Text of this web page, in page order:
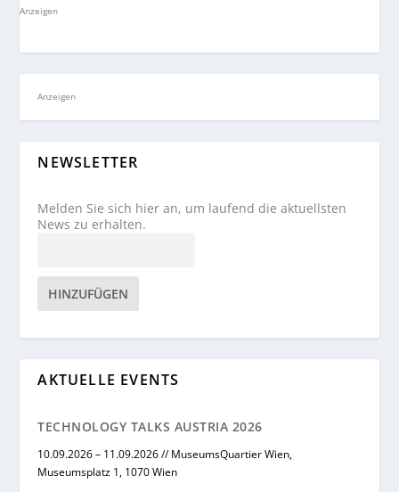
Anzeigen
Anzeigen
NEWSLETTER
Melden Sie sich hier an, um laufend die aktuellsten
News zu erhalten.
HINZUFÜGEN
AKTUELLE EVENTS
TECHNOLOGY TALKS AUSTRIA 2026
10.09.2026 – 11.09.2026 // MuseumsQuartier Wien,
Museumsplatz 1, 1070 Wien